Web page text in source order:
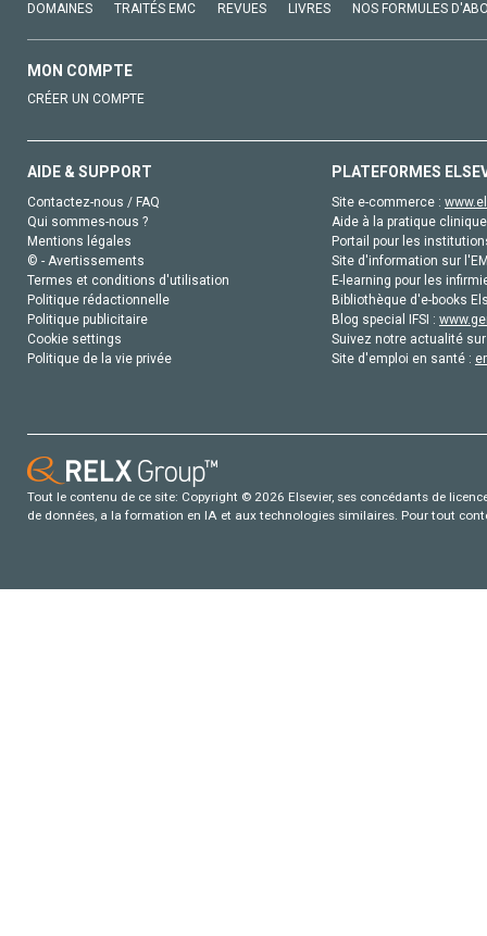
DOMAINES TRAITÉS EMC REVUES LIVRES NOS FORMULES
MON COMPTE
CRÉER UN COMPTE
AIDE & SUPPORT
Contactez-nous / FAQ
Qui sommes-nous ?
Mentions légales
© - Avertissements
Termes et conditions d'utilisation
Politique rédactionnelle
Politique publicitaire
Cookie settings
Politique de la vie privée
PLATEFORMES
Site e-commerce :
Aide à la pratique
Portail pour les
Site d'information sur
E-learning pour les
Bibliothèque d'e-books
Blog special IFSI :
Suivez notre actualité
Site d'emploi en santé :
Tout le contenu de ce site: Copyright © 2026 Elsevier, ses concédants de
de données, a la formation en IA et aux technologies similaires. Pour tout